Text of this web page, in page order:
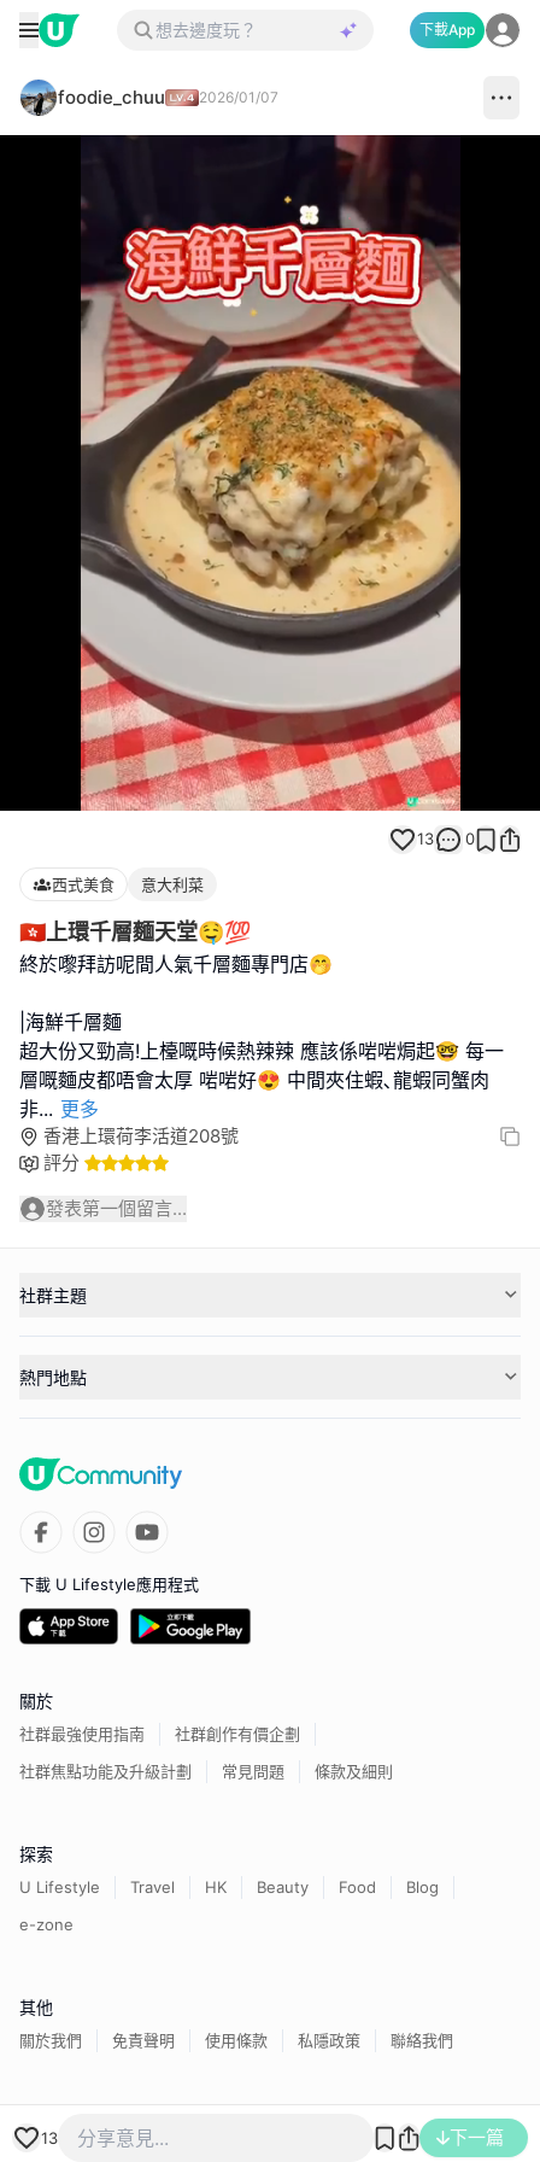
下載App
foodie_chuu 2026/01/07
Loaded
100.00%
13 0
西式美食 意大利菜
🇭🇰上環千層麵天堂🤤💯
終於嚟拜訪呢間人氣千層麵專門店🤭
|海鮮千層麵
超大份又勁高!上檯嘅時候熱辣辣 應該係啱啱焗起🤓 每一
層嘅麵皮都唔會太厚 啱啱好😍 中間夾住蝦､龍蝦同蟹肉
非... 更多
香港上環荷李活道208號
評分
發表第一個留言...
13 下一篇
社群主題
熱門地點
下載 U Lifestyle應用程式
關於
社群最強使用指南
社群創作有價企劃
社群焦點功能及升級計劃
常見問題 條款及細則
探索
U Lifestyle Travel HK Beauty Food
Blog
e-zone
其他
關於我們 免責聲明 使用條款 私隱政策 聯絡我們
香港經濟日報版權所有©